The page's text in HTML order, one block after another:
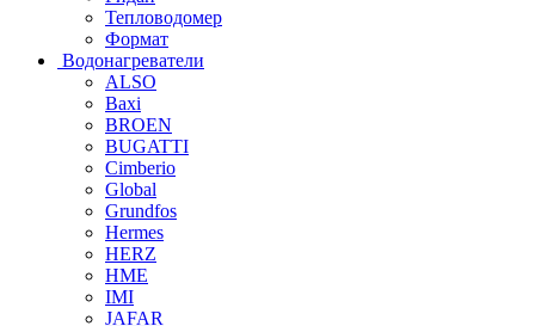
Тепловодомер
Формат
Водонагреватели
ALSO
Baxi
BROEN
BUGATTI
Cimberio
Global
Grundfos
Hermes
HERZ
HME
IMI
JAFAR